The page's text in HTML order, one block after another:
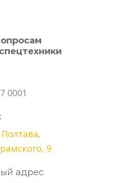
0001
9
адрес